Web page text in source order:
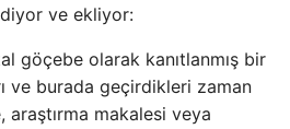
ve ekliyor:
göçebe olarak kanıtlanmış bir
ve burada geçirdikleri zaman
araştırma makalesi veya